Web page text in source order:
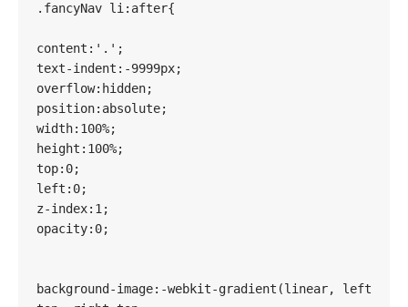
.fancyNav li:after{
content:'.';
text-indent:-9999px;
overflow:hidden;
position:absolute;
width:100%;
height:100%;
top:0;
left:0;
z-index:1;
opacity:0;
background-image:-webkit-gradient(linear, left